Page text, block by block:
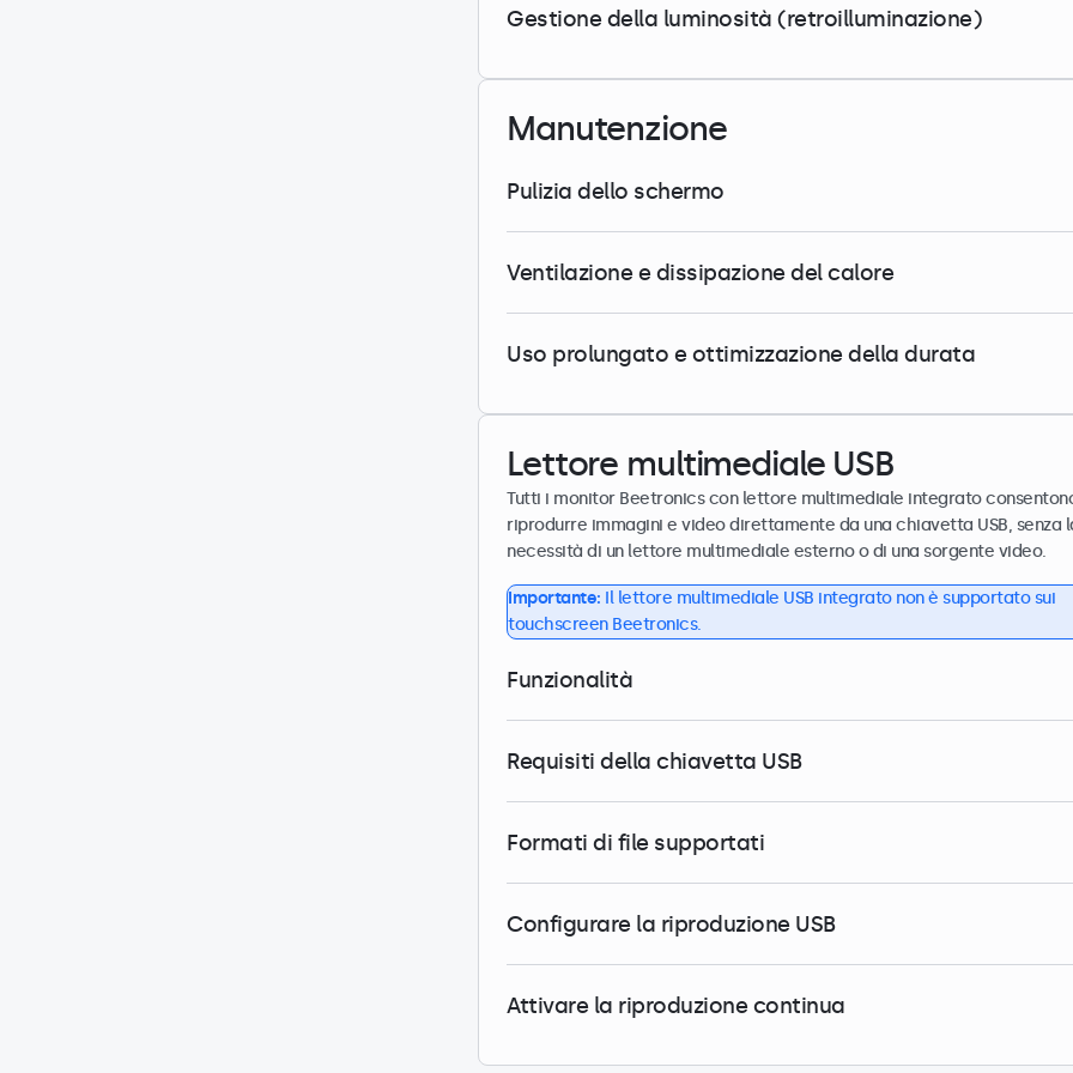
Gestione della luminosità (retroilluminazione)
Manutenzione
Pulizia dello schermo
Ventilazione e dissipazione del calore
Uso prolungato e ottimizzazione della durata
Lettore multimediale USB
Tutti i monitor Beetronics con lettore multimediale integrato
riprodurre immagini e video direttamente da una chiavetta USB, senza
necessità di un lettore multimediale esterno o di una sorgente video.
Importante: Il lettore multimediale USB integrato non è supportato sui
touchscreen Beetronics.
Funzionalità
Requisiti della chiavetta USB
Formati di file supportati
Configurare la riproduzione USB
Attivare la riproduzione continua